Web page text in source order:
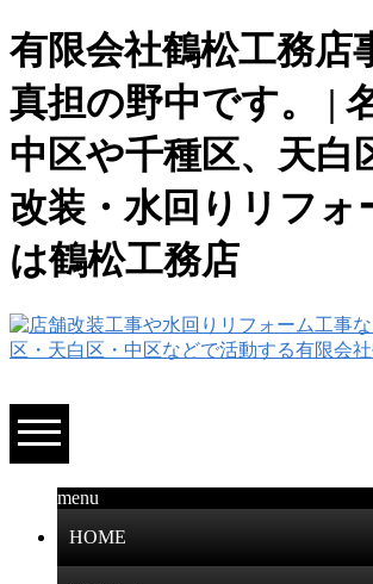
有限会社鶴松工務店
真担の野中です。 |
中区や千種区、天白
改装・水回りリフォ
は鶴松工務店
menu
HOME